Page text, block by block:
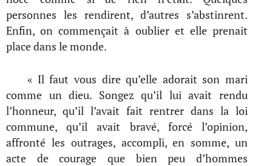
personnes les rendirent, d’autres s’abstinrent.
Enfin, on commençait à oublier et elle prenait
place dans le monde.
« Il faut vous dire qu’elle adorait son mari
comme un dieu. Songez qu’il lui avait rendu
l’honneur, qu’il l’avait fait rentrer dans la loi
commune, qu’il avait bravé, forcé l’opinion,
affronté les outrages, accompli, en somme, un
acte de courage que bien peu d’hommes